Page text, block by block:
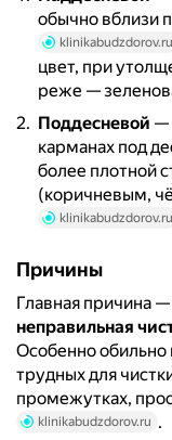
обычно вблизи
klinikabudzdorov.ru
цвет, при
реже —
Поддесневой —
карманах под
более плотной
(коричневым,
klinikabudzdorov.ru
Причины
Главная причина —
неправильная
Особенно обильно
трудных для
промежутках,
klinikabudzdorov.ru .